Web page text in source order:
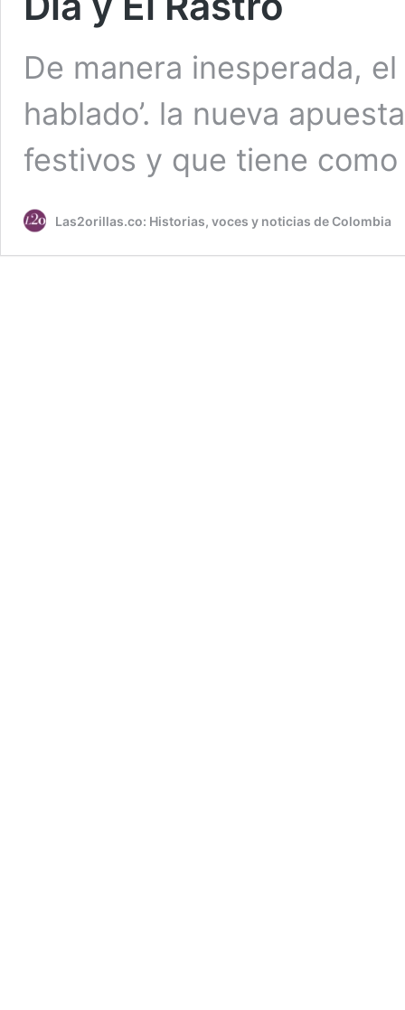
De manera inesperada,
hablado’. la nueva
festivos y que tiene
Las2orillas.co: Historias, voces y noticias de Colombia